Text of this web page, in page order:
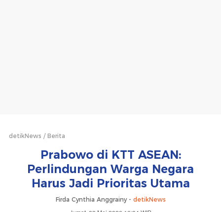
detikNews Berita
Prabowo di KTT ASEAN:
Perlindungan Warga Negara
Harus Jadi Prioritas Utama
Firda Cynthia Anggrainy - detikNews